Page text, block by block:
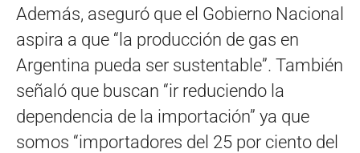
Además, aseguró que el Gobierno Nacional
aspira a que “la producción de gas en
Argentina pueda ser sustentable”. También
señaló que buscan “ir reduciendo la
dependencia de la importación” ya que
somos “importadores del 25 por ciento del